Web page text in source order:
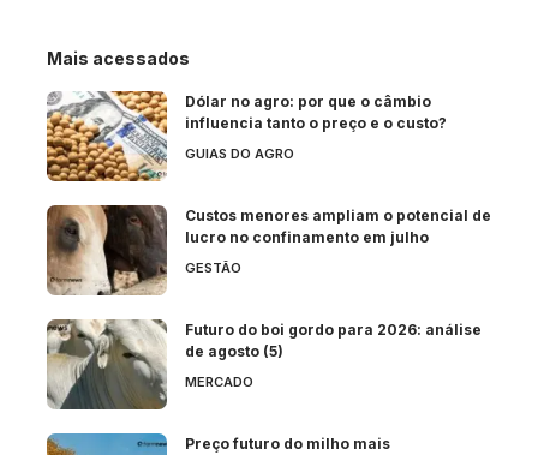
Mais acessados
Dólar no agro: por que o câmbio
influencia tanto o preço e o custo?
GUIAS DO AGRO
Custos menores ampliam o potencial de
lucro no confinamento em julho
GESTÃO
Futuro do boi gordo para 2026: análise
de agosto (5)
MERCADO
Preço futuro do milho mais